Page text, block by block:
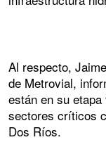
Al respecto,
de Metrovial,
están en su
sectores críticos
Dos Ríos.